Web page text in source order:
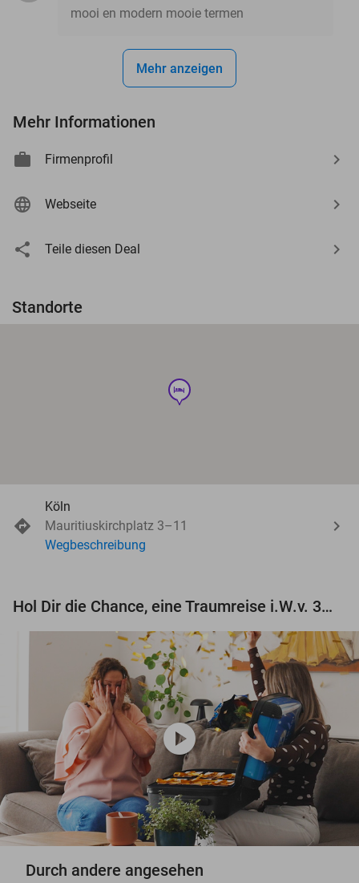
mooi en modern mooie termen
Mehr anzeigen
Mehr Informationen
Firmenprofil
Webseite
Teile diesen Deal
Standorte
hotel
Köln
Mauritiuskirchplatz 3–11
Wegbeschreibung
Hol Dir die Chance, eine Traumreise i.W.v. 3.000 € zu gewinnen!
play_circle
Durch andere angesehen